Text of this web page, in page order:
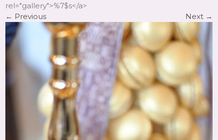
rel="gallery">%7$s</a>
← Previous Next →